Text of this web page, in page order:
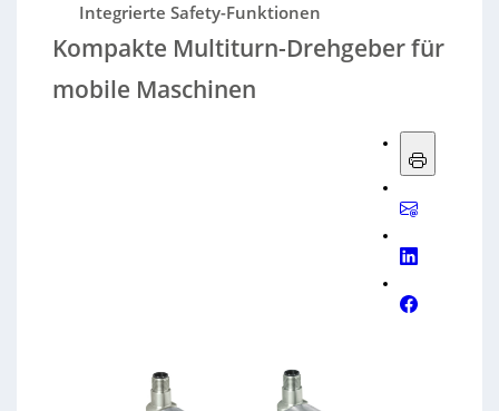
Integrierte Safety-Funktionen
Kompakte Multiturn-Drehgeber für
mobile Maschinen